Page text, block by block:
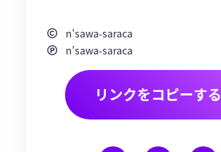
n'sawa-saraca
n'sawa-saraca
リンクをコピーする